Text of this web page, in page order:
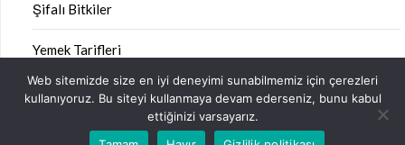
Şifalı Bitkiler
Yemek Tarifleri
©2026 Sağlık Kitabı| Design:Newspaperly WordPress
Web sitemizde size en iyi deneyimi sunabilmemiz için çerezleri
kullanıyoruz. Bu siteyi kullanmaya devam ederseniz, bunu kabul
ettiğinizi varsayarız.